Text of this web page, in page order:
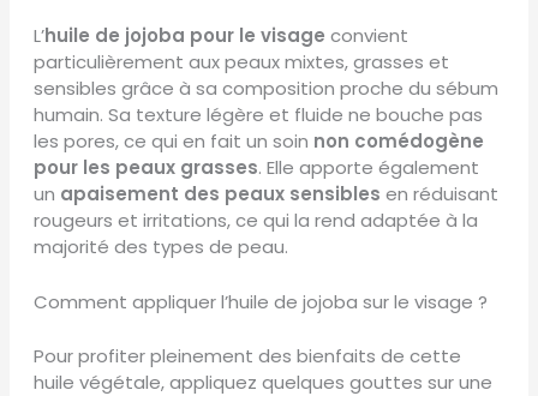
L’huile de jojoba pour le visage convient
particulièrement aux peaux mixtes, grasses et
sensibles grâce à sa composition proche du sébum
humain. Sa texture légère et fluide ne bouche pas
les pores, ce qui en fait un soin non comédogène
pour les peaux grasses. Elle apporte également
un apaisement des peaux sensibles en réduisant
rougeurs et irritations, ce qui la rend adaptée à la
majorité des types de peau.
Comment appliquer l’huile de jojoba sur le visage ?
Pour profiter pleinement des bienfaits de cette
huile végétale, appliquez quelques gouttes sur une